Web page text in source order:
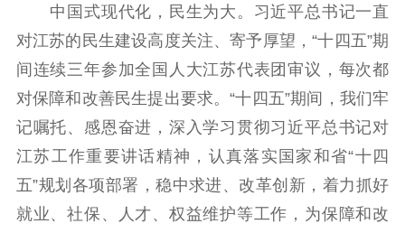
哲学社科
社科强省 工作通知
成果集萃
江苏文脉
资料下载
新闻宣传
主题宣传 对外宣传
新闻发布
记者之家
品牌栏目
中国式现代化，民生为大。习近平总书记一直
对江苏的民生建设高度关注、寄予厚望，“十四五”期
间连续三年参加全国人大江苏代表团审议，每次都
对保障和改善民生提出要求。“十四五”期间，我们牢
记嘱托、感恩奋进，深入学习贯彻习近平总书记对
江苏工作重要讲话精神，认真落实国家和省“十四
五”规划各项部署，稳中求进、改革创新，着力抓好
就业、社保、人才、权益维护等工作，为保障和改